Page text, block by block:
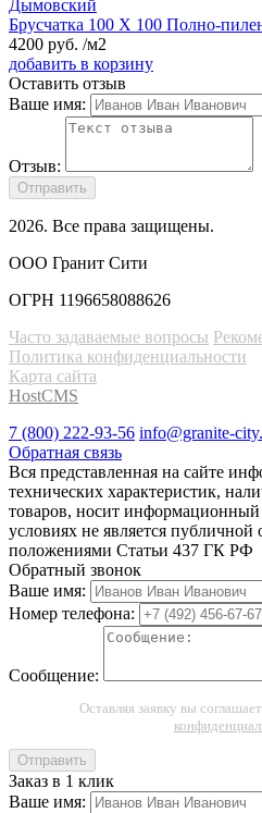
Брусчатка 100 Х 100 Полно-
4200 руб. /м2
добавить в корзину
Оставить отзыв
Ваше имя:
Отзыв:
Отправить
2026. Все права защищены.
ООО Гранит Сити
ОГРН 1196658088626
Часто задаваемые вопросы
Политика конфиденциальности
Карта сайта
HostCMS
7 (800) 222-93-56 info@granite-
Обратная связь
Вся представленная на сайте
технических характеристик,
товаров, носит
условиях не является публичной
положениями Статьи 437 ГК РФ
Обратный звонок
Ваше имя:
Номер телефона:
Сообщение:
Оставляя заявку вы
Отправить
Заказ в 1 клик
Ваше имя: